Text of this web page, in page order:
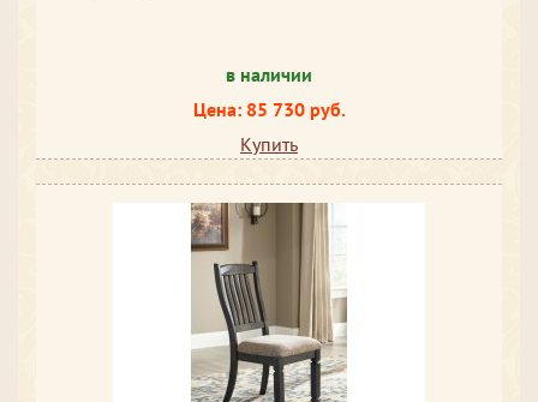
в наличии
Цена: 85 730 руб.
Купить